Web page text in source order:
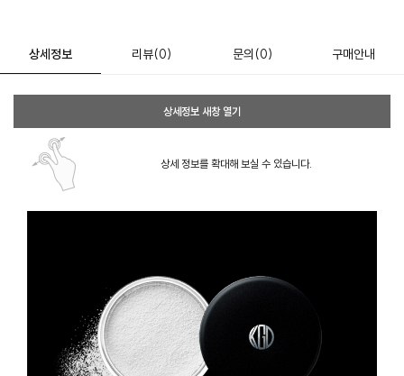
상세정보 리뷰(0) 문의 (0) 구매안내
상세정보 새창 열기
상세 정보를 확대해 보실 수 있습니다.